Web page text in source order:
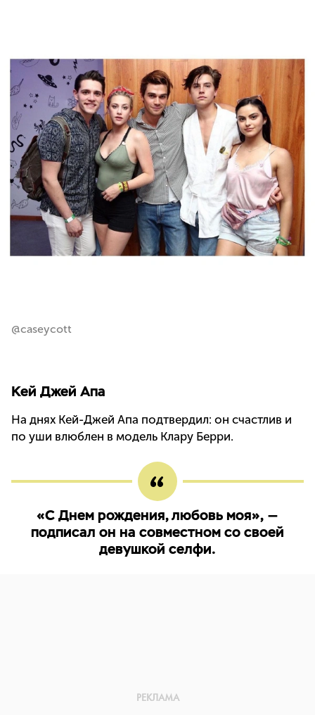
@caseycott
Кей Джей Апа
На днях Кей-Джей Апа подтвердил: он счастлив и
по уши влюблен в модель Клару Берри.
«С Днем рождения, любовь моя», —
подписал он на совместном со своей
девушкой селфи.